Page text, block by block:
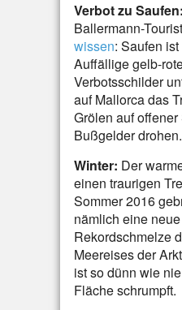
Verbot zu Saufen:
Ballermann-
wissen: Saufen ist
Auffällige gelb-
Verbotsschilder
auf Mallorca das
Grölen auf offener
Bußgelder drohen.
Winter: Der
einen traurigen
Sommer 2016
nämlich eine neue
Rekordschmelze
Meereises der
ist so dünn wie
Fläche schrumpft.